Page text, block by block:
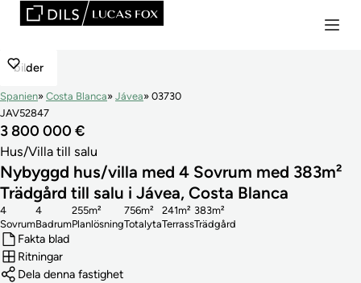
bilder
Spanien Costa Blanca Jávea
03730
JAV52847
3 800 000 €
Hus/Villa till salu
Nybyggd hus/villa med 4 Sovrum med 383m²
Trädgård till salu i Jávea, Costa Blanca
Sovrum
4
Badrum
4
Planlösning
255m²
Totalyta
756m²
Terrass
241m²
Trädgård
383m²
Fakta blad
Ritningar
Dela denna fastighet